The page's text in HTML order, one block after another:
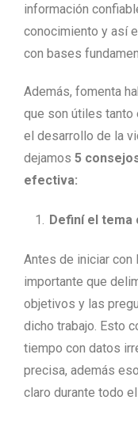
información
conocimiento y así
con bases
Además, fomenta
que son útiles tanto
el desarrollo de la
dejamos 5
efectiva:
Definí el tema
Antes de iniciar con
importante que
objetivos y las
dicho trabajo. Esto
tiempo con datos
precisa, además
claro durante todo